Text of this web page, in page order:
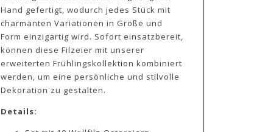
Hand gefertigt, wodurch jedes Stück mit
charmanten Variationen in Größe und
Form einzigartig wird. Sofort einsatzbereit,
können diese Filzeier mit unserer
erweiterten Frühlingskollektion kombiniert
werden, um eine persönliche und stilvolle
Dekoration zu gestalten.
Details: